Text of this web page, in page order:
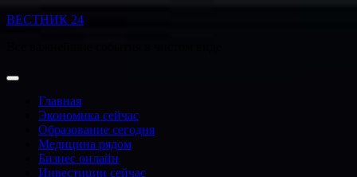
Перейти
ВЕСТНИК 24
Главная
Экономика сейчас
Образование сегодня
Медицина рядом
Бизнес онлайн
Инвестиции сейчас